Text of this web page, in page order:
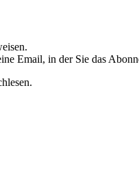
Email, in der Sie das